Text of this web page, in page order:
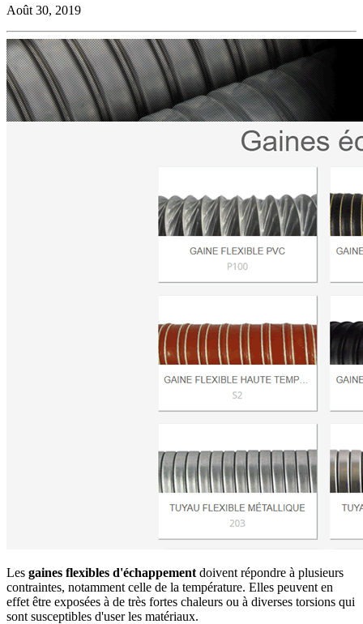
Août 30, 2019
Les gaines flexibles d'échappement doivent répondre à plusieurs
contraintes, notamment celle de la température. Elles peuvent en
effet être exposées à de très fortes chaleurs ou à diverses torsions qui
sont susceptibles d'user les matériaux.